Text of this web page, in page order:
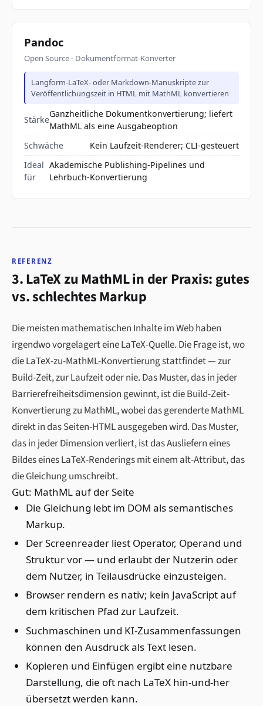
Pandoc
Open Source · Dokumentformat-Konverter
Langform-LaTeX- oder Markdown-Manuskripte zur
Veröffentlichungszeit in HTML mit MathML konvertieren
Stärke
Ganzheitliche Dokumentkonvertierung; liefert
MathML als eine Ausgabeoption
Schwäche
Kein Laufzeit-Renderer; CLI-gesteuert
Ideal
für
Akademische Publishing-Pipelines und
Lehrbuch-Konvertierung
REFERENZ
3. LaTeX zu MathML in der Praxis: gutes
vs. schlechtes Markup
Die meisten mathematischen Inhalte im Web haben
irgendwo vorgelagert eine LaTeX-Quelle. Die Frage ist, wo
die LaTeX-zu-MathML-Konvertierung stattfindet — zur
Build-Zeit, zur Laufzeit oder nie. Das Muster, das in jeder
Barrierefreiheitsdimension gewinnt, ist die Build-Zeit-
Konvertierung zu MathML, wobei das gerenderte MathML
direkt in das Seiten-HTML ausgegeben wird. Das Muster,
das in jeder Dimension verliert, ist das Ausliefern eines
Bildes eines LaTeX-Renderings mit einem alt-Attribut, das
die Gleichung umschreibt.
Gut: MathML auf der Seite
Die Gleichung lebt im DOM als semantisches
Markup.
Der Screenreader liest Operator, Operand und
Struktur vor — und erlaubt der Nutzerin oder
dem Nutzer, in Teilausdrücke einzusteigen.
Browser rendern es nativ; kein JavaScript auf
dem kritischen Pfad zur Laufzeit.
Suchmaschinen und KI-Zusammenfassungen
können den Ausdruck als Text lesen.
Kopieren und Einfügen ergibt eine nutzbare
Darstellung, die oft nach LaTeX hin-und-her
übersetzt werden kann.